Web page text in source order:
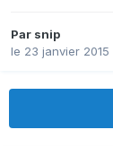
Par snip
le 23 janvier 2015